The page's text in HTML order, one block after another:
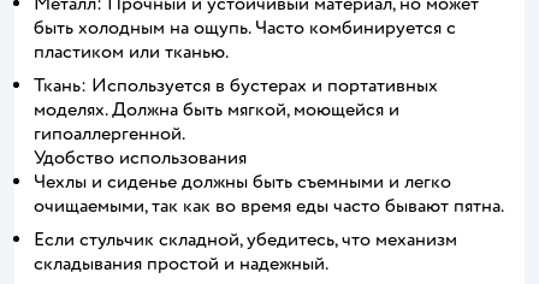
быть холодным на ощупь. Часто комбинируется с
пластиком или тканью.
Ткань: Используется в бустерах и портативных
моделях. Должна быть мягкой, моющейся и
гипоаллергенной.
Удобство использования
Чехлы и сиденье должны быть съемными и легко
очищаемыми, так как во время еды часто бывают пятна.
Если стульчик складной, убедитесь, что механизм
складывания простой и надежный.